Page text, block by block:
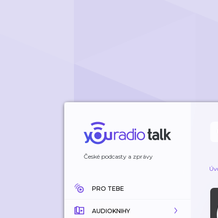
České podcasty a zprávy
PRO TEBE
AUDIOKNIHY